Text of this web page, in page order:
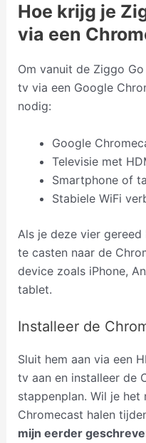
Hoe krijg je
via een
Om vanuit de Ziggo
tv via een Google
nodig:
Google
Televisie met
Smartphone of
Stabiele WiFi
Als je deze vier
te casten naar de
device zoals iPhone,
tablet.
Installeer de
Sluit hem aan via een
tv aan en installeer de
stappenplan. Wil je het
Chromecast halen
mijn eerder